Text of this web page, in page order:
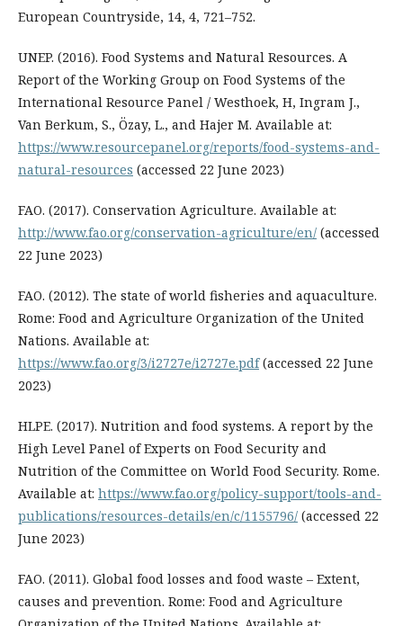
European Countryside, 14, 4, 721–752.
UNEP. (2016). Food Systems and Natural Resources. A
Report of the Working Group on Food Systems of the
International Resource Panel / Westhoek, H, Ingram J.,
Van Berkum, S., Özay, L., and Hajer M. Available at:
https://www.resourcepanel.org/reports/food-systems-and-
natural-resources (accessed 22 June 2023)
FAO. (2017). Conservation Agriculture. Available at:
http://www.fao.org/conservation-agriculture/en/ (accessed
22 June 2023)
FAO. (2012). The state of world fisheries and aquaculture.
Rome: Food and Agriculture Organization of the United
Nations. Available at:
https://www.fao.org/3/i2727e/i2727e.pdf(accessed 22 June
2023)
HLPE. (2017). Nutrition and food systems. A report by the
High Level Panel of Experts on Food Security and
Nutrition of the Committee on World Food Security. Rome.
Available at: https://www.fao.org/policy-support/tools-and-
publications/resources-details/en/c/1155796/ (accessed 22
June 2023)
FAO. (2011). Global food losses and food waste – Extent,
causes and prevention. Rome: Food and Agriculture